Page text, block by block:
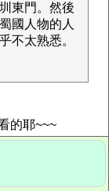
東門。然後
國人物的人
不太熟悉。
的耶~~~